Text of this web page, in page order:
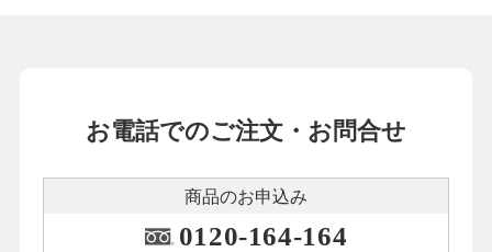
お電話でのご注文・お問合せ
商品のお申込み
0120-164-164